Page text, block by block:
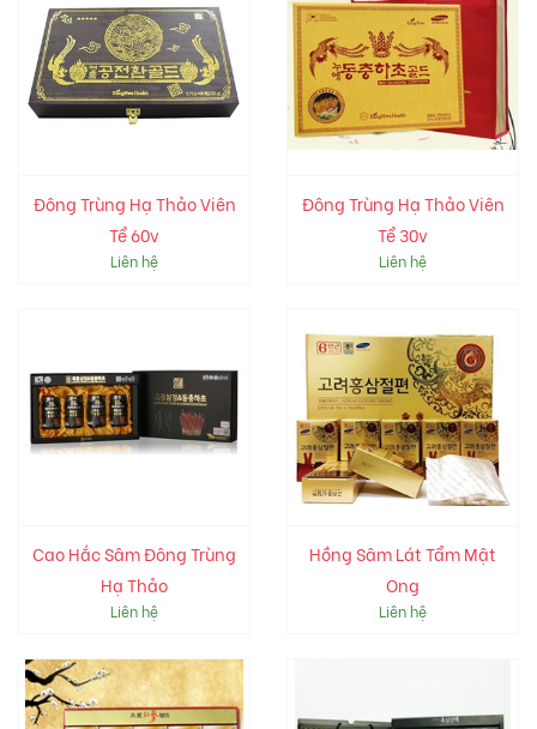
Đông Trùng Hạ Thảo Viên
Tể 60v
Liên hệ
Đông Trùng Hạ Thảo Viên
Tể 30v
Liên hệ
Cao Hắc Sâm Đông Trùng
Hạ Thảo
Liên hệ
Hồng Sâm Lát Tẩm Mật
Ong
Liên hệ